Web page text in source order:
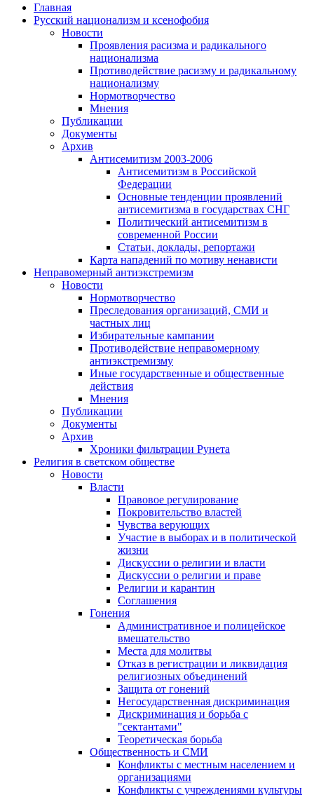
Главная
Русский национализм и ксенофобия
Новости
Проявления расизма и радикального
национализма
Противодействие расизму и радикальному
национализму
Нормотворчество
Мнения
Публикации
Документы
Архив
Антисемитизм 2003-2006
Антисемитизм в Российской
Федерации
Основные тенденции проявлений
антисемитизма в государствах СНГ
Политический антисемитизм в
современной России
Статьи, доклады, репортажи
Карта нападений по мотиву ненависти
Неправомерный антиэкстремизм
Новости
Нормотворчество
Преследования организаций, СМИ и
частных лиц
Избирательные кампании
Противодействие неправомерному
антиэкстремизму
Иные государственные и общественные
действия
Мнения
Публикации
Документы
Архив
Хроники фильтрации Рунета
Религия в светском обществе
Новости
Власти
Правовое регулирование
Покровительство властей
Чувства верующих
Участие в выборах и в политической
жизни
Дискуссии о религии и власти
Дискуссии о религии и праве
Религии и карантин
Соглашения
Гонения
Административное и полицейское
вмешательство
Места для молитвы
Отказ в регистрации и ликвидация
религиозных объединений
Защита от гонений
Негосударственная дискриминация
Дискриминация и борьба с
"сектантами"
Теоретическая борьба
Общественность и СМИ
Конфликты с местным населением и
организациями
Конфликты с учреждениями культуры